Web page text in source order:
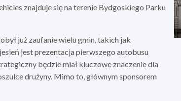
znajduje się na terenie Bydgoskiego Parku
już zaufanie wielu gmin, takich jak
jest prezentacja pierwszego autobusu
będzie miał kluczowe znaczenie dla
drużyny. Mimo to, głównym sponsorem